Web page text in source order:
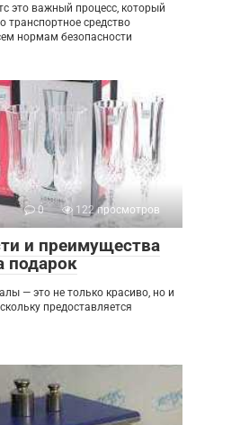
это важный процесс, который
транспортное средство
нормам безопасности
0 122 просмотров
и преимущества
подарок
— это не только красиво, но и
предоставляется